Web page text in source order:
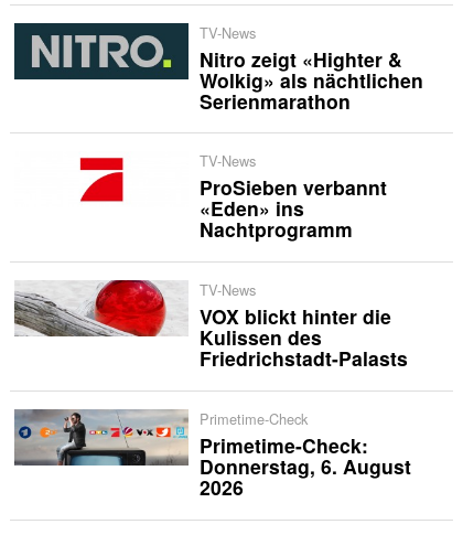
TV-News
Nitro zeigt «Highter &
Wolkig» als nächtlichen
Serienmarathon
TV-News
ProSieben verbannt
«Eden» ins
Nachtprogramm
TV-News
VOX blickt hinter die
Kulissen des
Friedrichstadt-Palasts
Primetime-Check
Primetime-Check:
Donnerstag, 6. August
2026